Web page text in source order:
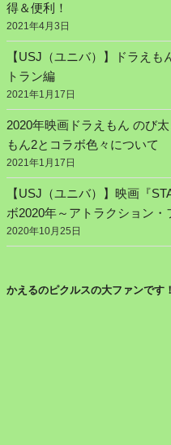
得＆便利！
2021年4月3日
【USJ（ユニバ）】ドラえ
トラン編
2021年1月17日
2020年映画ドラえもん のび
もん2とコラボ色々について
2021年1月17日
【USJ（ユニバ）】映画『
ボ2020年～アトラクション・
2020年10月25日
かえるのピクルスの大ファンです！